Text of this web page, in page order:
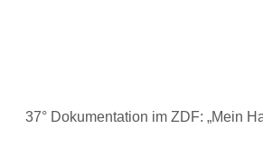
37° Dokumentation im ZDF: „Mein